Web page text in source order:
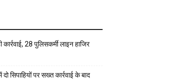
28 पुलिसकर्मी लाइन हाजिर
सिपाहियों पर सख्त कार्रवाई के बाद